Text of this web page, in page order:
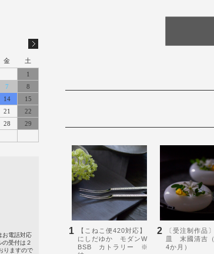
金
土
1
7
8
14
15
21
22
28
29
お電話対応
受付は２
りますので